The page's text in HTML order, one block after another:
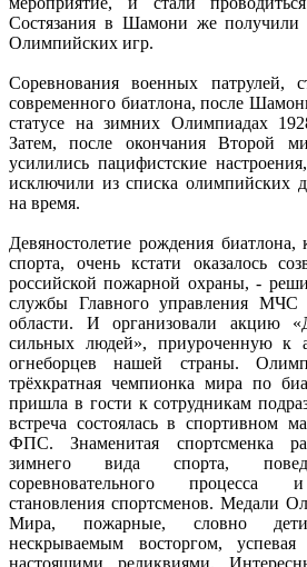
Состязания в Шамони же получили
Олимпийских игр.
Соревнования военных патрулей,
современного биатлона, после
статусе на зимних Олимпиадах
Затем, после окончания Второй
усилились пацифистские
исключили из списка олимпийских
на время.
Девяностолетие рождения
спорта, очень кстати оказалось
российской пожарной охраны, -
службы Главного управления МЧС
области. И организовали акцию
сильных людей», приуроченную к
огнеборцев нашей страны.
трёхкратная чемпионка мира по
пришла в гости к сотрудникам
встреча состоялась в спортивном
ФПС. Знаменитая спортсменка
зимнего вида спорта,
соревновательного процесса
становления спортсменов. Медали
Мира, пожарные, словно
нескрываемым восторгом, успевая
настоящими реликвиями.